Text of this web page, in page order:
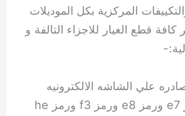
المركزية بكل الموديلات
كافة قطع الغيار للاجزاء التالفة و
علي الشاشه الالكترونيه
كرموز e5 ورموز e7 ورمز e8 ورمز f3 ورمز he